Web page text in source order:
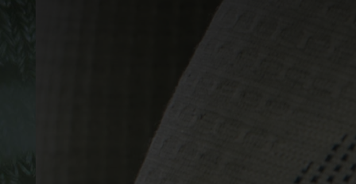
-5°
-5°
-10°